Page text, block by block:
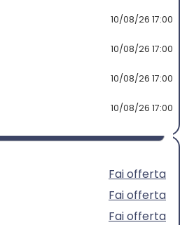
10/08/26 17:00
10/08/26 17:00
10/08/26 17:00
10/08/26 17:00
Fai offerta
Fai offerta
Fai offerta